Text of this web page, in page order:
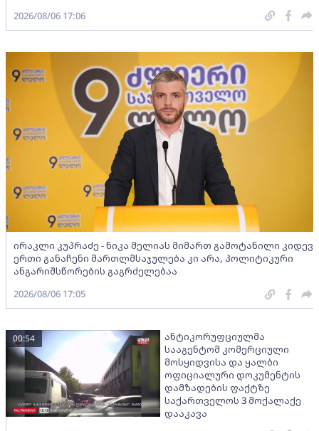
2026/08/06 17:06
ირაკლი კუპრაძე - ნიკა მელიას მიმართ გამოტანილი კიდევ
ერთი განაჩენი მართლმსაჯულება კი არა, პოლიტიკური
ანგარიშსწორების გაგრძელებაა
2026/08/06 17:05
ანტიკორუფციულმა
სააგენტომ კომერციული
მოსყიდვისა და ყალბი
ოფიციალური დოკუმენტის
დამზადების ფაქტზე
საქართველოს 3 მოქალაქე
დააკავა
00:54